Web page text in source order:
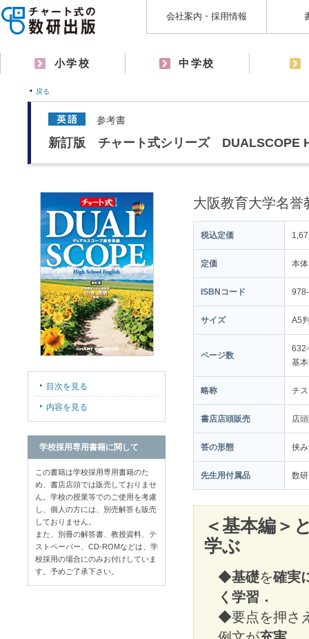
会社案内・採用情報
小学校 中学校
戻る
参考書
新訂版 チャート式シリーズ DUALSCOPE
大阪教育大学名
税込定価
定価 本
ISBNコード
サイズ A5
ページ数
632
基
略称 チ
書店店頭販売 店
答の形態 挟
先生用付属品 数
＜基本編＞
学ぶ
◆基礎を確実
く学習．
◆要点を押さ
目次を見る
内容を見る
学校採用専用書籍に関して
この書籍は学校採用専用書籍のた
め、書店店頭では販売しておりませ
ん。学校の授業等でのご使用を考慮
し、個人の方には、別売解答も販売
しておりません。
また、別冊の解答書、教授資料、テ
ストペーパー、CD-ROMなどは、学
校採用の場合にのみお付けしていま
す。予めご了承下さい。